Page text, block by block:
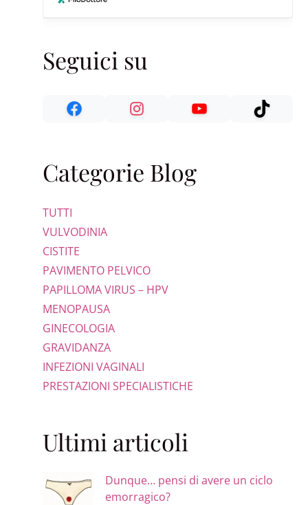
Seguici su
Categorie Blog
TUTTI
VULVODINIA
CISTITE
PAVIMENTO PELVICO
PAPILLOMA VIRUS – HPV
MENOPAUSA
GINECOLOGIA
GRAVIDANZA
INFEZIONI VAGINALI
PRESTAZIONI SPECIALISTICHE
Ultimi articoli
Dunque… pensi di avere un ciclo
emorragico?